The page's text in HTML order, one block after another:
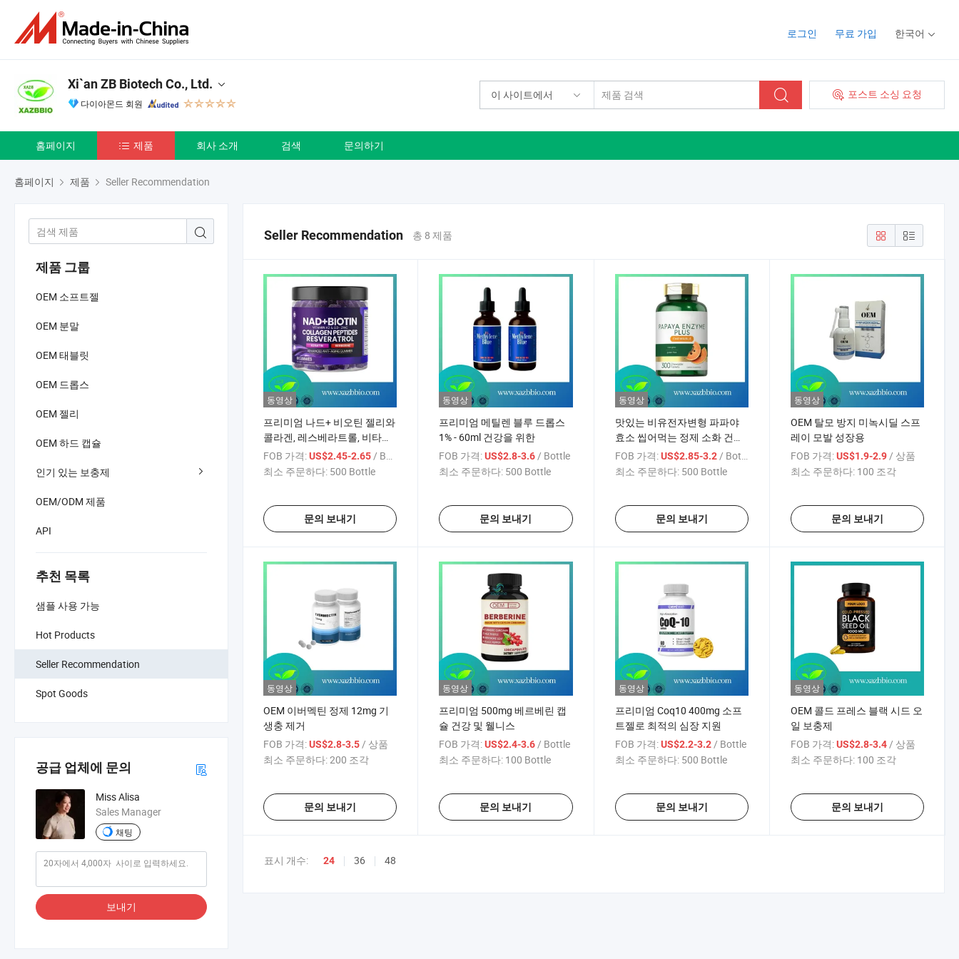
로그인 무료 가입 한국어
이 사이트에서 포스트 소싱 요청
Xi`an ZB Biotech Co., Ltd.
다이아몬드 회원
홈페이지 제품 회사 소개 검색 문의하기
홈페이지 제품 Seller Recommendation
제품 그룹
OEM 소프트젤
OEM 분말
OEM 태블릿
OEM 드롭스
OEM 젤리
OEM 하드 캡슐
인기 있는 보충제
OEM/ODM 제품
API
추천 목록
샘플 사용 가능
Hot Products
Seller Recommendation
Spot Goods
공급 업체에 문의
Miss Alisa
Sales Manager
채팅
보내기
Seller Recommendation 총 8 제품
동영상
프리미엄 나드+ 비오틴 젤리와
콜라겐, 레스베라트롤, 비타민
K2, D3, 및 아연
FOB 가격:US$2.45-2.65/ Bottle
최소 주문하다: 500 Bottle
문의 보내기
동영상
프리미엄 메틸렌 블루 드롭스
1% - 60ml 건강을 위한
FOB 가격: US$2.8-3.6/ Bottle
최소 주문하다: 500 Bottle
문의 보내기
동영상
맛있는 비유전자변형 파파야
효소 씹어먹는 정제 소화 건강
을 위한
FOB 가격: US$2.85-3.2/ Bottle
최소 주문하다: 500 Bottle
문의 보내기
동영상
OEM 탈모 방지 미녹시딜 스프
레이 모발 성장용
FOB 가격: US$1.9-2.9/ 상품
최소 주문하다: 100 조각
문의 보내기
동영상
OEM 이버멕틴 정제 12mg 기
생충 제거
FOB 가격:US$2.8-3.5 / 상품
최소 주문하다:200 조각
문의 보내기
동영상
프리미엄 500mg 베르베린 캡
슐 건강 및 웰니스
FOB 가격: US$2.4-3.6 / Bottle
최소 주문하다: 100 Bottle
문의 보내기
동영상
프리미엄 Coq10 400mg 소프
트젤로 최적의 심장 지원
FOB 가격: US$2.2-3.2 / Bottle
최소 주문하다: 500 Bottle
문의 보내기
동영상
OEM 콜드 프레스 블랙 시드 오
일 보충제
FOB 가격: US$2.8-3.4 / 상품
최소 주문하다: 100 조각
문의 보내기
표시 개수: 24 36 48